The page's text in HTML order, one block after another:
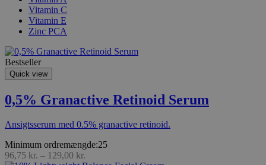
Vitamin C
Vitamin E
Zinc PCA
Bestseller
Quick view
0,5% Granactive Retinoid Serum
Ansigtsserum med 0.5% granactive retinoid.
Minimum ordremængde:25
96,75 kr. – 129,00 kr.